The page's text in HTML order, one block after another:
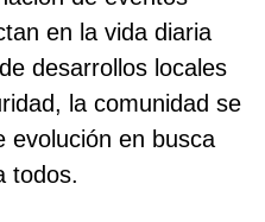
en la vida diaria
desarrollos locales
la comunidad se
evolución en busca
todos.